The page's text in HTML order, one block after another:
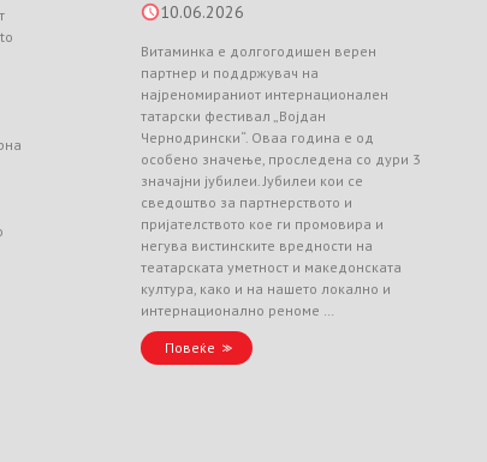
10.06.2026
Витаминка е долгогодишен верен
партнер и поддржувач на
најреномираниот интернационален
татарски фестивал „Војдан
Чернодрински“. Оваа година е од
особено значење, проследена со дури 3
значајни јубилеи. Јубилеи кои се
сведоштво за партнерството и
пријателството кое ги промовира и
негува вистинските вредности на
театарската уметност и македонската
култура, како и на нашето локално и
интернационално реноме …
Повеќе